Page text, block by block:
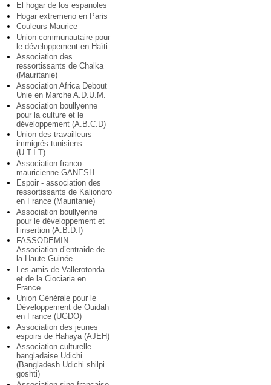
El hogar de los espanoles
Hogar extremeno en Paris
Couleurs Maurice
Union communautaire pour
le développement en Haïti
Association des
ressortissants de Chalka
(Mauritanie)
Association Africa Debout
Unie en Marche A.D.U.M.
Association boullyenne
pour la culture et le
développement (A.B.C.D)
Union des travailleurs
immigrés tunisiens
(U.T.I.T)
Association franco-
mauricienne GANESH
Espoir - association des
ressortissants de Kalionoro
en France (Mauritanie)
Association boullyenne
pour le développement et
l’insertion (A.B.D.I)
FASSODEMIN-
Association d’entraide de
la Haute Guinée
Les amis de Vallerotonda
et de la Ciociaria en
France
Union Générale pour le
Développement de Ouidah
en France (UGDO)
Association des jeunes
espoirs de Hahaya (AJEH)
Association culturelle
bangladaise Udichi
(Bangladesh Udichi shilpi
goshti)